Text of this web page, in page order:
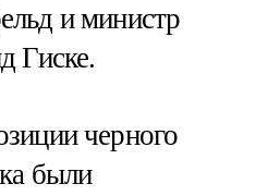
и министр
Гиске.
черного
были